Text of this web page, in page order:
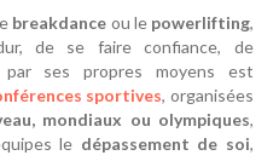
breakdance ou le powerlifting,
de se faire confiance, de
ses propres moyens est
sportives, organisées
mondiaux ou olympiques,
le dépassement de soi,